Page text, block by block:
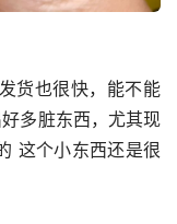
货也很快，能不能
多脏东西，尤其现
这个小东西还是很